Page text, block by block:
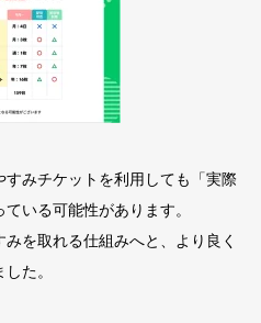
みチケットを利用しても「実際
いる可能性があります。
を取れる仕組みへと、より良く
た。